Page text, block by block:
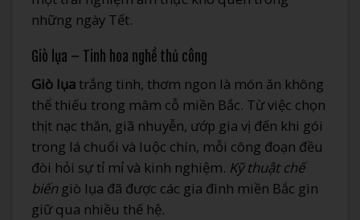
những ngày Tết.
Giò lụa – Tinh hoa nghề thủ công
Giò lụa trắng tinh, thơm ngon là món ăn không
thể thiếu trong mâm cỗ miền Bắc. Từ việc chọn
thịt nạc thăn, giã nhuyễn, ướp gia vị đến khi gói
trong lá chuối và luộc chín, mỗi công đoạn đều
đòi hỏi sự tỉ mỉ và kinh nghiệm. Kỹ thuật chế
biếngiò lụa đã được các gia đình miền Bắc gìn
giữ qua nhiều thế hệ.